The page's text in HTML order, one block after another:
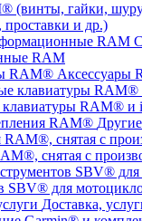
(винты, гайки,
проставки и др.)
RAM
Аксессуары
RAM® и
снятая с
SBV® для
Доставка,